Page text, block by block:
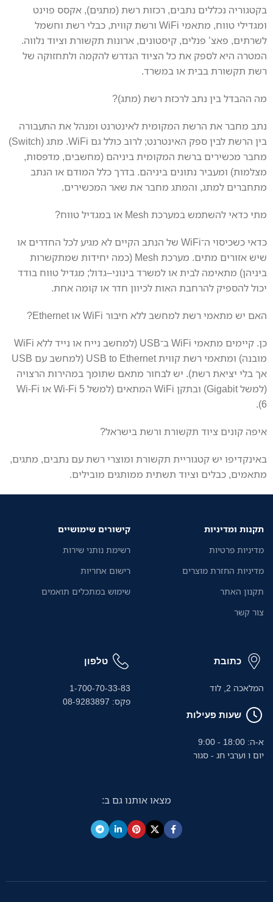
בקטגוריה נכללים נתבים, רכזות רשת (מתגים), אקסס פוינט
ומגדילי טווח, מתאמי WiFi ורשת קווית, כבלי רשת וחשמל
לשרתים, פאצ’ פנלים, קיסטונים, ארונות תקשורת וציוד נלווה.
המטרה היא לספק את כל הציוד הנדרש להקמה ולתחזוקה של
רשת תקשורת בבית או במשרד.
מה ההבדל בין נתב לרכזת רשת (מתג)?
נתב מחבר את הרשת המקומית לאינטרנט ומנהל את התעבורה
בין הרשת לבין ספק האינטרנט; לרוב כולל גם WiFi. מתג (Switch)
מחבר מכשירים ברשת המקומית ביניהם (מחשבים, מדפסות,
מצלמות) ומעביר נתונים ביניהם. בדרך כלל המודם או הנתב
מתחברים למתג, והמתג מחבר את שאר המכשירים.
מתי כדאי להשתמש במערכת Mesh או במגדיל טווח?
כדאי כשכיסוי ה־WiFi של הנתב הקיים לא מגיע לכל החדרים או
שיש אזורים מתים. מערכת Mesh (כמה יחידות שמתקשרות
ביניהן) מתאימה לבית או למשרד בינוני–גדול; מגדיל טווח בודד
יכול להספיק להרחבת האות לכיוון חדר או קומה אחת.
האם יש מתאמי רשת למחשב ללא חיבור WiFi או Ethernet?
כן. קיימים מתאמי WiFi ב־USB (למחשב נייח או נייד ללא WiFi
מובנה) ומתאמי רשת קווית USB to Ethernet (למחשב עם USB
אך בלי יציאת רשת). יש לבחור מתאם שתומך במהירות הרצויה
(למשל Gigabit) ובתקן WiFi המתאים (למשל Wi‑Fi 5 או Wi‑Fi
6).
איפה קונים ציוד תקשורת ורשת בישראל?
באינקדיפו יש קטגוריית תקשורת ומוצרי רשת עם נתבים, מתגים,
מתאמים, כבלים וציוד תשתית ממותגים מובילים.
תקנות ומדיניות
מדיניות פרטיות
מדיניות החזרת מוצרים
תקנון האתר
צור קשר
קישורים שימושיים
רשימת נותני שירות
רישום אחריות
שימוש במתכלים תואמים
כתובת
המלאכה 2, לוד
שעות פעילות
א-ה: 18:00 - 9:00
יום ו וערבי חג - סגור
טלפון
1-700-70-33-83
פקס: 08-9283897
מצאו אותנו גם ב: